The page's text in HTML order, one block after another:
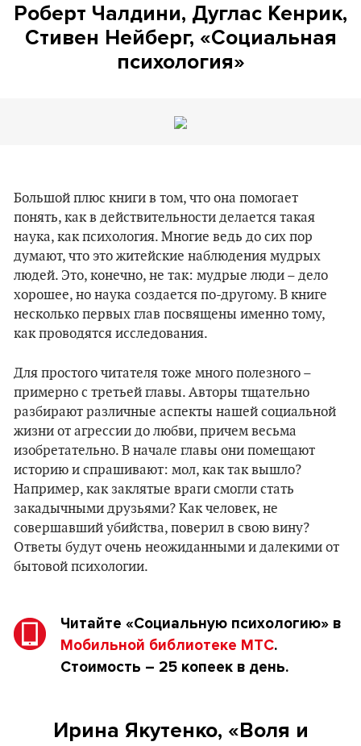
Роберт Чалдини, Дуглас Кенрик,
Стивен Нейберг, «Социальная
психология»
Большой плюс книги в том, что она помогает
понять, как в действительности делается такая
наука, как психология. Многие ведь до сих пор
думают, что это житейские наблюдения мудрых
людей. Это, конечно, не так: мудрые люди – дело
хорошее, но наука создается по-другому. В книге
несколько первых глав посвящены именно тому,
как проводятся исследования.
Для простого читателя тоже много полезного –
примерно с третьей главы. Авторы тщательно
разбирают различные аспекты нашей социальной
жизни от агрессии до любви, причем весьма
изобретательно. В начале главы они помещают
историю и спрашивают: мол, как так вышло?
Например, как заклятые враги смогли стать
закадычными друзьями? Как человек, не
совершавший убийства, поверил в свою вину?
Ответы будут очень неожиданными и далекими от
бытовой психологии.
Читайте «Социальную психологию» в
Мобильной библиотеке МТС.
Стоимость – 25 копеек в день.
Ирина Якутенко, «Воля и